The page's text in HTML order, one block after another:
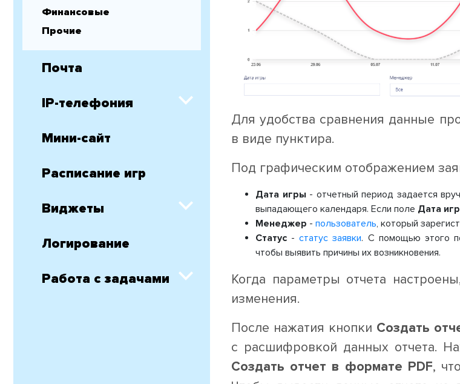
Финансовые
Прочие
Почта
IP-телефония
Мини-сайт
Расписание игр
Виджеты
Логирование
Работа с задачами
Для удобства сравнения данные
в виде пунктира.
Под графическим отображением
Дата игры- отчетный период задается
выпадающего календаря. Если поле Дата
Менеджер - пользователь, который
Статус -статус заявки. С помощью этого
чтобы выявить причины их возникновения.
Когда параметры отчета
изменения.
После нажатия кнопки Создать
с расшифровкой данных отчета.
Создать отчет в формате PDF,